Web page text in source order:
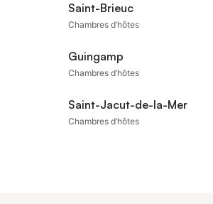
Saint-Brieuc
Chambres d’hôtes
Guingamp
Chambres d’hôtes
Saint-Jacut-de-la-Mer
Chambres d’hôtes